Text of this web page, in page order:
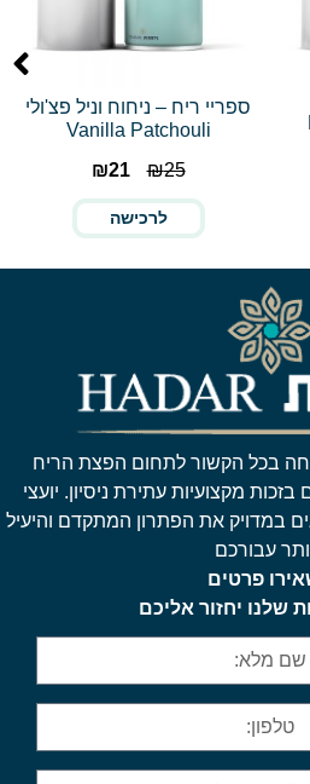
ספריי ריח – ניחוח וניל פצ'ולי
Vanilla Patchouli
₪25
₪21
לרכישה
פרטים
שלנו יחזור אליכם
בכל הקשור לתחום הפצת הריח
מקצועיות עתירת ניסיון. יועצי
במדויק את הפתרון המתקדם והיעיל
עבורכם